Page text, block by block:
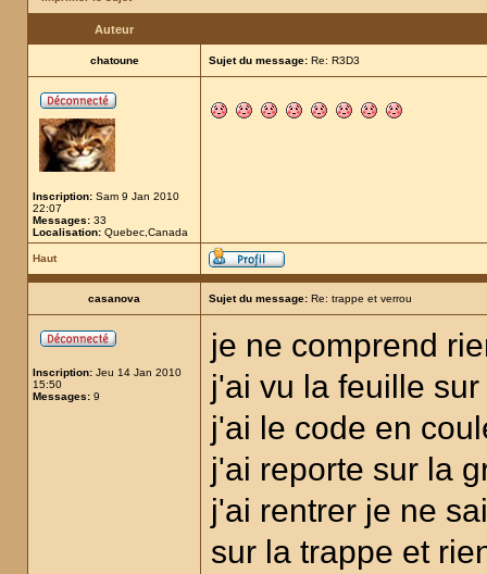
Auteur
chatoune Sujet du message: Re: R3D3
Inscription: Sam 9 Jan 2010
22:07
Messages: 33
Localisation: Quebec,Canada
Haut
casanova Sujet du message: Re: trappe et verrou
Inscription: Jeu 14 Jan 2010
15:50
Messages: 9
je ne comprend
j'ai vu la feuille
j'ai le code en
j'ai reporte sur la
j'ai rentrer je ne
sur la trappe et